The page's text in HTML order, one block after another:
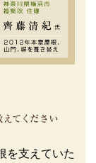
を支えていた